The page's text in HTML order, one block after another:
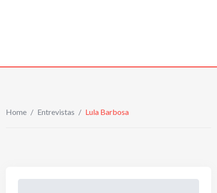
Home / Entrevistas / Lula Barbosa